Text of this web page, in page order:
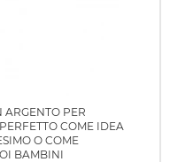
ARGENTO PER
COME IDEA
O COME
BAMBINI